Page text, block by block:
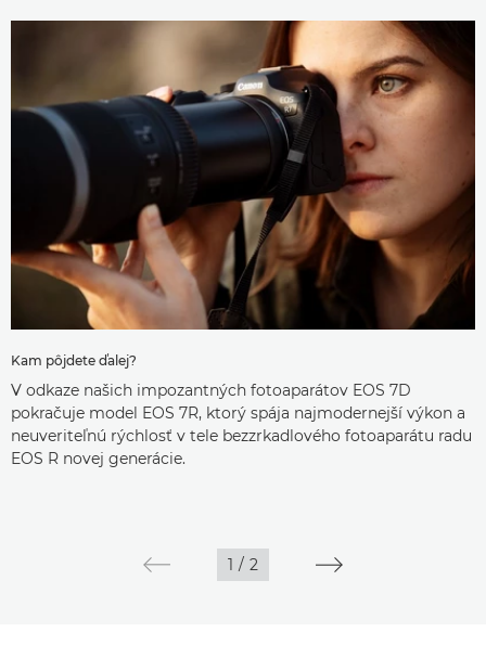
Podpora
Kam pôjdete ďalej?
V odkaze našich impozantných fotoaparátov EOS 7D
pokračuje model EOS 7R, ktorý spája najmodernejší výkon a
neuveriteľnú rýchlosť v tele bezzrkadlového fotoaparátu radu
EOS R novej generácie.
1 / 2